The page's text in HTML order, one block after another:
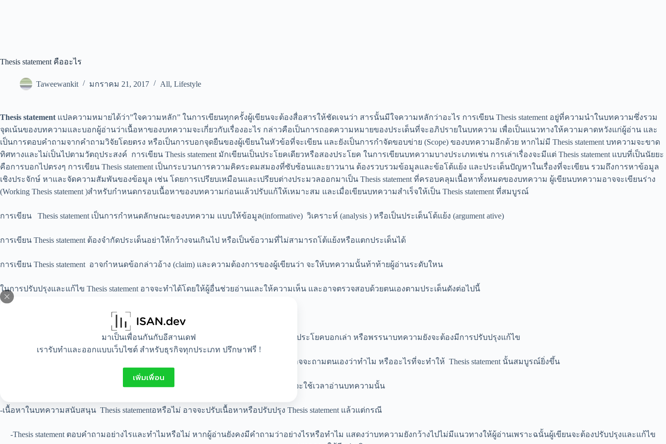
มาเป็นเพื่อนกันกับอีสานเดฟ
เรารับทำและออกแบบเว็บไซต์ สำหรับธุรกิจทุกประเภท ปรึกษาฟรี !
เพิ่มเพื่อน
Thesis statement คืออะไร
Taweewankit มกราคม 21, 2017 All, Lifestyle
Thesis statement แปลความหมายได้ว่า”ใจความหลัก” ในการเขียนทุกครั้งผู้เขียนจะต้องสื่อสารให้ชัดเจนว่า สารนั้นมีใจความหลักว่าอะไร การเขียน Thesis statement อยู่ที่ความนำในบทความซึ่งรวม
จุดเน้นของบทความและบอกผู้อ่านว่าเนื้อหาของบทความจะเกี่ยวกับเรื่องอะไร กล่าวคือเป็นการถอดความหมายของประเด็นที่จะอภิปรายในบทความ เพื่อเป็นแนวทางให้ความคาดหวังแก่ผู้อ่าน และ
เป็นการตอบคำถามจากคำถามวิจัยโดยตรง หรือเป็นการบอกจุดยืนของผู้เขียนในหัวข้อที่จะเขียน และยังเป็นการกำจัดขอบข่าย (Scope) ของบทความอีกด้วย หากไม่มี Thesis statement บทความจะขาด
ทิศทางและไม่เป็นไปตามวัตถุประสงค์ การเขียน Thesis statement มักเขียนเป็นประโยคเดียวหรือสองประโยค ในการเขียนบทความบางประเภทเช่น การเล่าเรื่องจะมีแต่ Thesis statement แบบที่เป็นนัยยะ
คือการบอกไปตรงๆ การเขียน Thesis statement เป็นกระบวนการความคิดระดมสมองที่ซับซ้อนและยาวนาน ต้องรวบรวมข้อมูลและข้อโต้แย้ง และประเด็นปัญหาในเรื่องที่จะเขียน รวมถึงการหาข้อมูล
เชิงประจักษ์ หาและจัดความสัมพันของข้อมูล เช่น โดยการเปรียบเหมือนและเปรียบต่างประมวลออกมาเป็น Thesis statement ที่ครอบคลุมเนื้อหาทั้งหมดของบทความ ผู้เขียนบทความอาจจะเขียนร่าง
(Working Thesis statement )สำหรับกำหนดกรอบเนื้อหาของบทความก่อนแล้วปรับแก้ให้เหมาะสม และเมื่อเขียนบทความสำเร็จให้เป็น Thesis statement ที่สมบูรณ์
การเขียน Thesis statement เป็นการกำหนดลักษณะของบทความ แบบให้ข้อมูล(informative) วิเคราะห์ (analysis ) หรือเป็นประเด็นโต้แย้ง (argument ative)
การเขียน Thesis statement ต้องจำกัดประเด็นอย่าให้กว้างจนเกินไป หรือเป็นข้อวามที่ไม่สามารถโต้แย้งหรือแตกประเด็นได้
การเขียน Thesis statement อาจกำหนดข้อกล่าวอ้าง (claim) และความต้องการของผู้เขียนว่า จะให้บทความนั้นท้าท้ายผู้อ่านระดับใหน
ในการปรับปรุงและแก้ไข Thesis statement อาจจะทำได้โดยให้ผู้อื่นช่วยอ่านและให้ความเห็น และอาจตรวจสอบด้วยตนเองตามประเด็นดังต่อไปนี้
-ตอบคำถามของบทความได้ตรงจุดประเด็นหรือไม่
-มีจุดยืนของผู้เขียนที่ผู้อื่นอาจท้าทาย หรือโต้แย้งหรือไม่ หาก Thesis statement ยังเป็นเพียงประโยคบอกเล่า หรือพรรนาบทความยังจะต้องมีการปรับปรุงแก้ไข
-Thesis statement นั้นเฉพาะเจาะจงเพียงพอหรือไม่ เลื่อนลอยหรือกว้างไปหรือไม่ ผู้เขียนอาจจะถามตนเองว่าทำไม หรืออะไรที่จะทำให้ Thesis statement นั้นสมบูรณ์ยิ่งขึ้น
-มีการตอบคำถามผ่านคำว่า so what? หรือไม่ กล่าวคือต้องมีความสำคัญเพียงพอที่ผู้อ่านจะใช้เวลาอ่านบทความนั้น
-เนื้อหาในบทความสนับสนุน Thesis statementอหรือไม่ อาจจะปรับเนื้อหาหรือปรับปรุง Thesis statement แล้วแต่กรณี
-Thesis statement ตอบคำถามอย่างไรและทำไมหรือไม่ หากผู้อ่านยังคงมีคำถามว่าอย่างไรหรือทำไม แสดงว่าบทความยังกว้างไปไม่มีแนวทางให้ผู้อ่านเพราะฉนั้นผู้เขียนจะต้องปรับปรุงและแก้ไข